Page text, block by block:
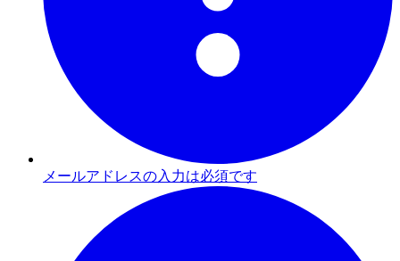
メールアドレスの入力は必須です